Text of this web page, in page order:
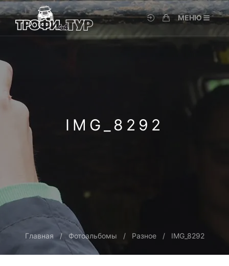
МЕНЮ
IMG_8292
Главная Фотоальбомы Разное IMG_8292